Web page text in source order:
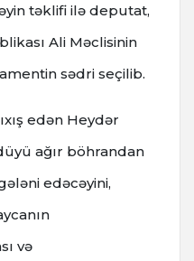
təklifi ilə deputat,
Ali Məclisinin
sədri seçilib.
edən Heydər
ağır böhrandan
edəcəyini,
və